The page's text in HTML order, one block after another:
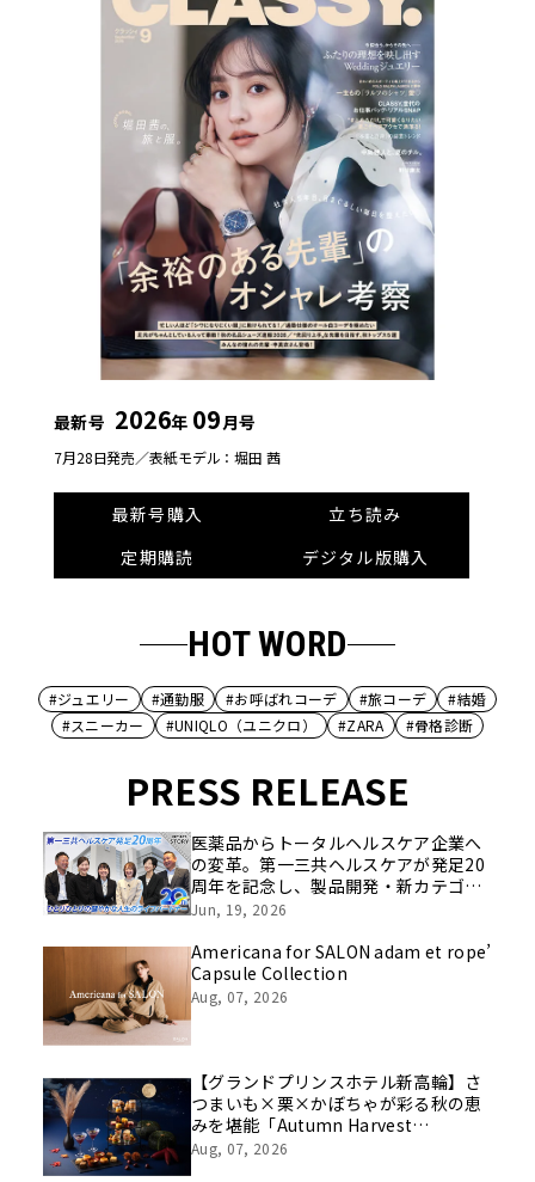
最新号 2026年 09月号
7月28日発売／表紙モデル：堀田 茜
最新号購入
立ち読み
定期購読
デジタル版購入
HOT WORD
#ジュエリー #通勤服 #お呼ばれコーデ #旅コーデ
#結婚
#スニーカー
#UNIQLO（ユニクロ） #ZARA #骨格診断
PRESS RELEASE
医薬品からトータルヘルスケア企業へ
の変革。第一三共ヘルスケアが発足20
周年を記念し、製品開発・新カテゴリ
挑戦の舞台や旧社統合時のエピソード
像を公開！
Jun, 19, 2026
Americana for SALON adam et rope’
Capsule Collection
Aug, 07, 2026
【グランドプリンスホテル新高輪】さ
つまいも×栗×かぼちゃが彩る秋の恵
みを堪能「Autumn Harvest
Afternoon Tea」開催
Aug, 07, 2026